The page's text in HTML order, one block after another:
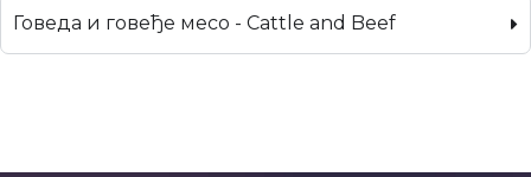
Говеда и говеђе месо - Cattle and Beef